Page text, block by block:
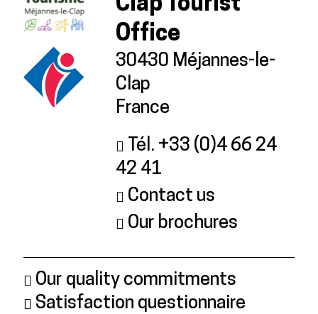
Clap Tourist
Office
30430 Méjannes-le-
Clap
France
Tél. +33 (0)4 66 24
42 41
Contact us
Our brochures
Our quality commitments
Satisfaction questionnaire